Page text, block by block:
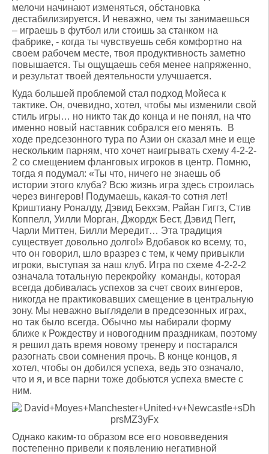
мелочи начинают изменяться, обстановка
дестабилизируется. И неважно, чем ты занимаешься
– играешь в футбол или стоишь за станком на
фабрике, - когда ты чувствуешь себя комфортно на
своем рабочем месте, твоя продуктивность заметно
повышается. Ты ощущаешь себя менее напряженно,
и результат твоей деятельности улучшается.
Куда большей проблемой стал подход Мойеса к
тактике. Он, очевидно, хотел, чтобы мы изменили свой
стиль игры… но никто так до конца и не понял, на что
именно новый наставник собрался его менять. В
ходе предсезонного тура по Азии он сказал мне и еще
нескольким парням, что хочет наигрывать схему 4-2-2-
2 со смещением фланговых игроков в центр. Помню,
тогда я подумал: «Ты что, ничего не знаешь об
истории этого клуба? Всю жизнь игра здесь строилась
через вингеров! Подумаешь, какая-то сотня лет!
Криштиану Роналду, Дэвид Бекхэм, Райан Гиггз, Стив
Коппелл, Уилли Морган, Джордж Бест, Дэвид Пегг,
Чарли Миттен, Билли Мередит… Эта традиция
существует довольно долго!» Вдобавок ко всему, то,
что он говорил, шло вразрез с тем, к чему привыкли
игроки, выступая за наш клуб. Игра по схеме 4-2-2-2
означала тотальную перекройку команды, которая
всегда добивалась успехов за счет своих вингеров,
никогда не практиковавших смещение в центральную
зону. Мы неважно выглядели в предсезонных играх,
но так было всегда. Обычно мы набирали форму
ближе к Рождеству и новогодним праздникам, поэтому
я решил дать время новому тренеру и постарался
разогнать свои сомнения прочь. В конце концов, я
хотел, чтобы он добился успеха, ведь это означало,
что и я, и все парни тоже добьются успеха вместе с
ним.
Однако каким-то образом все его нововведения
постепенно привели к появлению негативной